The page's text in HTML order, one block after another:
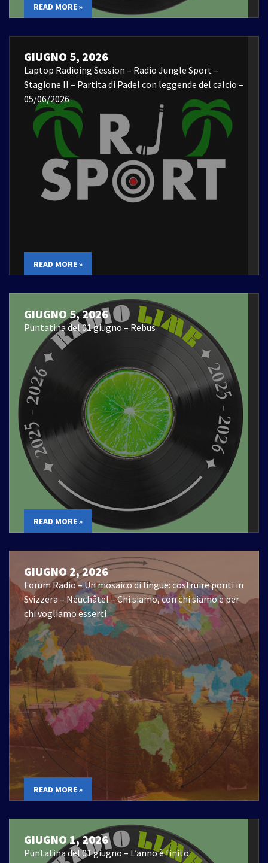
READ MORE »
GIUGNO 5, 2026
Laptop Radioing Session – Radio Jungle Sport –
Stagione II – Partita di Padel con leggende del calcio –
05/06/2026
READ MORE »
GIUGNO 5, 2026
Puntatina del 01 giugno – Rebus
READ MORE »
GIUGNO 2, 2026
Forum Radio – Un mosaico di lingue: costruire ponti in
Svizzera – Neuchâtel – Chi siamo, con chi siamo e per
chi vogliamo esserci
READ MORE »
GIUGNO 1, 2026
Puntatina del 01 giugno – L’anno è finito